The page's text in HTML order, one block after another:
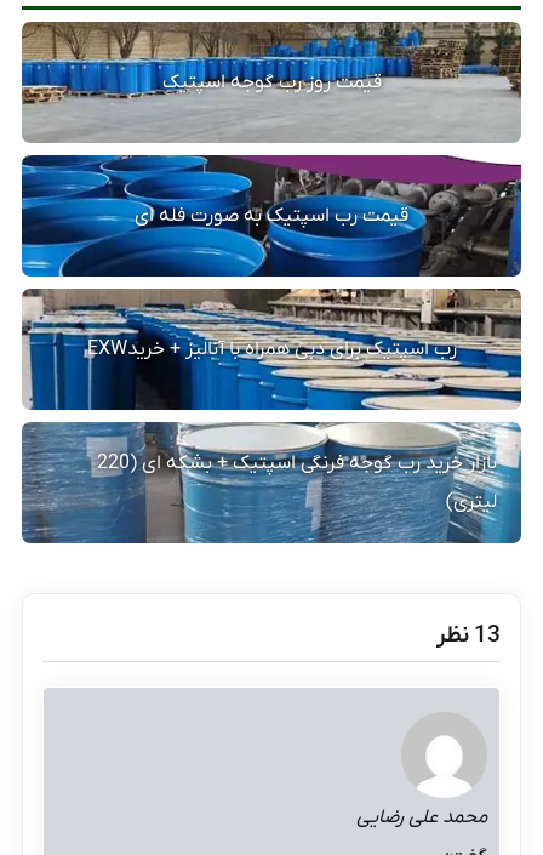
قیمت روز رب گوجه اسپتیک
قیمت رب اسپتیک به صورت فله ای
رب اسپتیک برای دبی همراه با آنالیز + خریدEXW
بازار خرید رب گوجه فرنگی اسپتیک + بشکه ای (220
لیتری)
‫13 نظر
محمد علی رضایی